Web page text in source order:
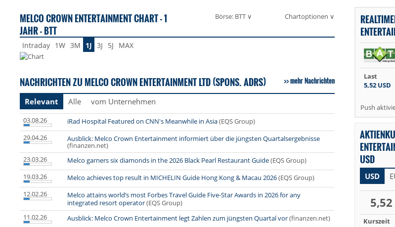
MELCO CROWN ENTERTAINMENT CHART - 1
JAHR - BTT
Börse: BTT ∨ Chartoptionen ∨
Intraday 1W 3M 1J 3J 5J MAX
NACHRICHTEN ZU MELCO CROWN ENTERTAINMENT LTD (SPONS. ADRS) mehr Nachrichten
Relevant Alle vom Unternehmen
03.08.26 iRad Hospital Featured on CNN's Meanwhile in Asia(EQS Group)
29.04.26
Ausblick: Melco Crown Entertainment informiert über die jüngsten Quartalsergebnisse
(finanzen.net)
23.03.26
Melco garners six diamonds in the 2026 Black Pearl Restaurant Guide(EQS Group)
19.03.26
Melco achieves top result in MICHELIN Guide Hong Kong & Macau 2026(EQS Group)
12.02.26
Melco attains world’s most Forbes Travel Guide Five-Star Awards in 2026 for any
integrated resort operator(EQS Group)
11.02.26
Ausblick: Melco Crown Entertainment legt Zahlen zum jüngsten Quartal vor(finanzen.net)
Last
5,52 USD
Push
USD
USD
5,52
Kurszeit